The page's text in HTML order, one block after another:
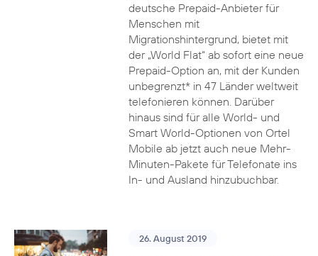
deutsche Prepaid-Anbieter für
Menschen mit
Migrationshintergrund, bietet mit
der „World Flat“ ab sofort eine neue
Prepaid-Option an, mit der Kunden
unbegrenzt* in 47 Länder weltweit
telefonieren können. Darüber
hinaus sind für alle World- und
Smart World-Optionen von Ortel
Mobile ab jetzt auch neue Mehr-
Minuten-Pakete für Telefonate ins
In- und Ausland hinzubuchbar.
26. August 2019